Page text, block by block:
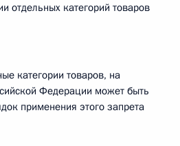
отдельных категорий товаров
категории товаров, на
Федерации может быть
применения этого запрета